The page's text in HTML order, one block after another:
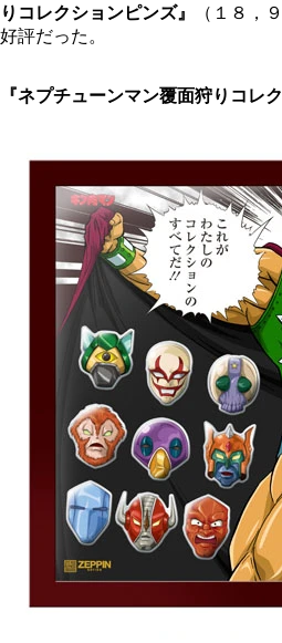
りコレクションピンズ』
（１８，
好評だった。
『ネプチューンマン覆面狩りコレ